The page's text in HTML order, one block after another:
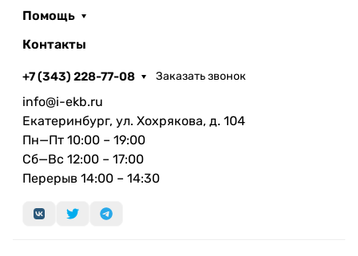
Помощь
Контакты
+7 (343) 228-77-08 Заказать звонок
info@i-ekb.ru
Екатеринбург, ул. Хохрякова, д. 104
Пн—Пт 10:00 – 19:00
Сб—Вс 12:00 – 17:00
Перерыв 14:00 – 14:30